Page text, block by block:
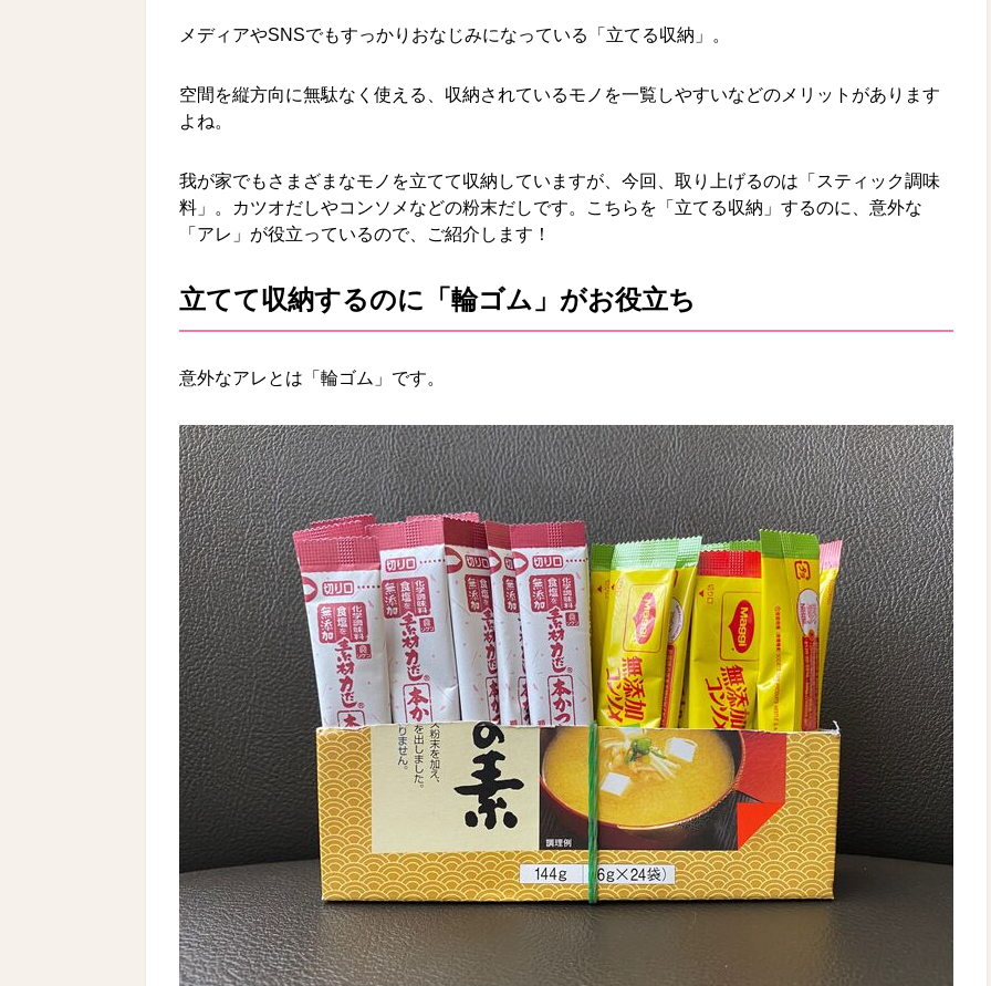
メディアやSNSでもすっかりおなじみになっている「立てる収納」。
空間を縦方向に無駄なく使える、収納されているモノを一覧しやすいなどのメリットがあります
よね。
我が家でもさまざまなモノを立てて収納していますが、今回、取り上げるのは「スティック調味
料」。カツオだしやコンソメなどの粉末だしです。こちらを「立てる収納」するのに、意外な
「アレ」が役立っているので、ご紹介します！
立てて収納するのに「輪ゴム」がお役立ち
意外なアレとは「輪ゴム」です。